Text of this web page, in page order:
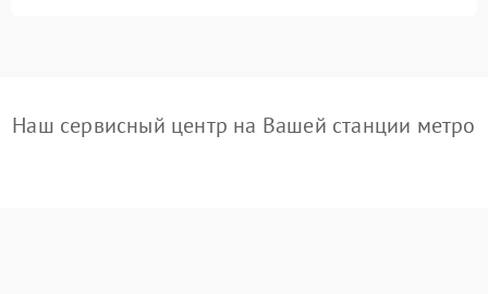
Наш сервисный центр на Вашей станции метро